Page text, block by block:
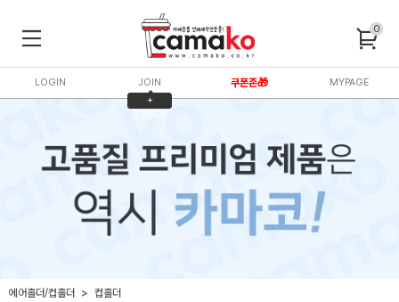
0
LOGIN
JOIN
+
3,000P
쿠폰존🎁 MYPAGE
에어홀더/컵홀더 컵홀더